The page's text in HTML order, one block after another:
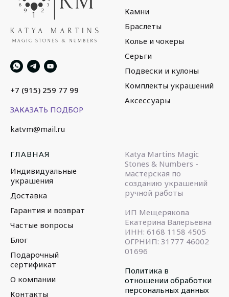
+7 (915) 259 77 99
ЗАКАЗАТЬ ПОДБОР
katvm@mail.ru
Камни
Браслеты
Колье и чокеры
Серьги
Подвески и кулоны
Комплекты украшений
Аксессуары
ГЛАВНАЯ
Индивидуальные
украшения
Доставка
Гарантия и возврат
Частые вопросы
Блог
Подарочный
сертификат
О компании
Контакты
Katya Martins Magic
Stones & Numbers -
мастерская по
созданию украшений
ручной работы
ИП Мещерякова
Екатерина Валерьевна
ИНН: 6168 1158 4505
ОГРНИП: 31777 46002
01696
Политика в
отношении обработки
персональных данных